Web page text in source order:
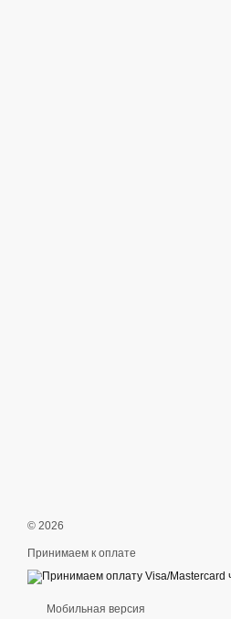
© 2026
Принимаем к оплате
Мобильная версия